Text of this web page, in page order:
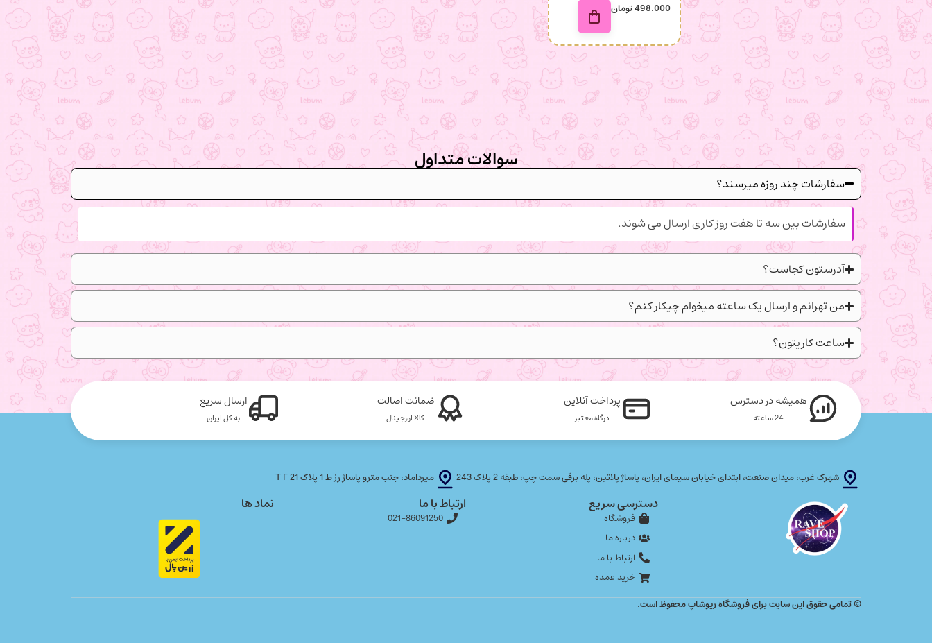
498.000تومان 398.000 تومان
سوالات متداول
سفارشات چند روزه میرسند؟
سفارشات بین سه تا هفت روز کاری ارسال می شوند.
آدرستون کجاست؟
من تهرانم و ارسال یک ساعته میخوام چیکار کنم؟
ساعت کاریتون؟
همیشه در دسترس
24 ساعته
پرداخت آنلاین
درگاه معتبر
ضمانت اصالت
کالا اورجینال
ارسال سریع
به کل ایران
شهرک غرب، میدان صنعت، ابتدای خیابان سیمای ایران، پاساژ پلاتین، پله برقی سمت چپ، طبقه 2 پلاک 243 میرداماد، جنب مترو پاساژ رز ط 1 پلاک T F 21
دسترسی سریع
فروشگاه
درباره ما
ارتباط با ما
خرید عمده
ارتباط با ما
021-86091250
نماد ها
© تمامی حقوق این سایت برای فروشگاه ریوشاپ محفوظ است.